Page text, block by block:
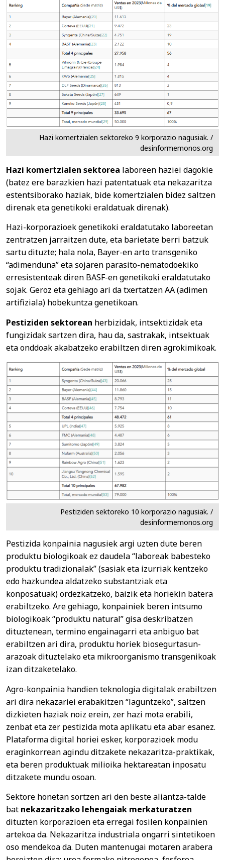
Hazi komertzialen sektoreko 9 korporazio nagusiak. /
desinformemonos.org
Hazi komertzialen sektorea laboreen haziei dagokie
(batez ere barazkien hazi patentatuak eta nekazaritza
estentsiborako haziak, bide komertzialen bidez saltzen
direnak eta genetikoki eraldatuak direnak).
Hazi-korporazioek genetikoki eraldatutako laboreetan
zentratzen jarraitzen dute, eta barietate berri batzuk
sartu dituzte; hala nola, Bayer-en arto transgeniko
“adimenduna” eta sojaren parasito-nematodoekiko
erresistenteak diren BASF-en genetikoki eraldatutako
sojak. Geroz eta gehiago ari da txertatzen AA (adimen
artifiziala) hobekuntza genetikoan.
Pestiziden sektorean herbizidak, intsektizidak eta
fungizidak sartzen dira, hau da, sastrakak, intsektuak
eta onddoak akabatzeko erabiltzen diren agrokimikoak.
Pestiziden sektoreko 10 korporazio nagusiak. /
desinformemonos.org
Pestizida konpainia nagusiek argi uzten dute beren
produktu biologikoak ez daudela “laboreak babesteko
produktu tradizionalak” (sasiak eta izurriak kentzeko
edo hazkundea aldatzeko substantziak eta
konposatuak) ordezkatzeko, baizik eta horiekin batera
erabiltzeko. Are gehiago, konpainiek beren intsumo
biologikoak “produktu natural” gisa deskribatzen
dituztenean, termino engainagarri eta anbiguo bat
erabiltzen ari dira, produktu horiek biosegurtasun-
arazoak dituztelako eta mikroorganismo transgenikoak
izan ditzaketelako.
Agro-konpainia handien teknologia digitalak erabiltzen
ari dira nekazariei erabakitzen “laguntzeko”, saltzen
dizkieten haziak noiz erein, zer hazi mota erabili,
zenbat eta zer pestizida mota aplikatu eta abar esanez.
Plataforma digital horiei esker, korporazioek modu
eraginkorrean agindu ditzakete nekazaritza-praktikak,
eta beren produktuak milioika hektareatan inposatu
ditzakete mundu osoan.
Sektore honetan sortzen ari den beste aliantza-talde
bat nekazaritzako lehengaiak merkaturatzen
dituzten korporazioen eta erregai fosilen konpainien
artekoa da. Nekazaritza industriala ongarri sintetikoen
oso mendekoa da. Duten mantenugai motaren arabera